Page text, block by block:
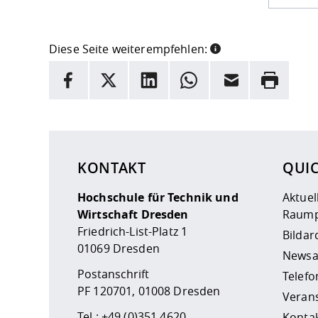
Diese Seite weiterempfehlen:
INFORMATION
Facebook
X LinkedInWhatsappE-Mail Drucken
KONTAKT
Hochschule für Technik und
Wirtschaft Dresden
Friedrich-List-Platz 1
01069 Dresden
Postanschrift
PF 120701, 01008 Dresden